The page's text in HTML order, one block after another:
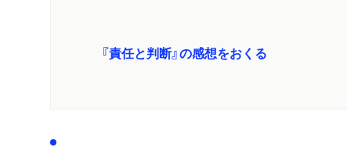
『責任と判断』の感想をおくる